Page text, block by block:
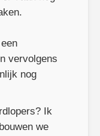
vervolgens
nog
Ik
we